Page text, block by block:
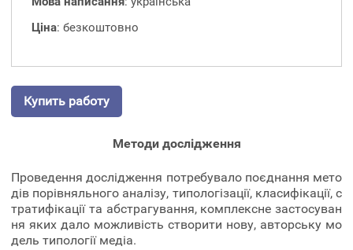
Ціна: безкоштовно
Купить работу
Методи дослідження
Проведення дослідження потребувало поєднання мето
дів порівняльного аналізу, типологізації, класифікації, с
тратифікації та абстрагування, комплексне застосуван
ня яких дало можливість створити нову, авторську мо
дель типології медіа.